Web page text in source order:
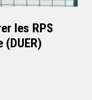
les RPS
(DUER)